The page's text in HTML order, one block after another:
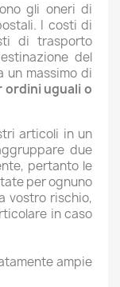
gli oneri di
I costi di
di trasporto
del
un massimo di
ordini uguali o
articoli in un
due
pertanto le
per ognuno
vostro rischio,
in caso
ampie